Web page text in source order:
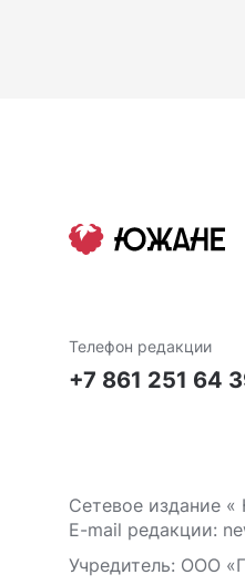
Телефон редакции
+7 861 251 64
Сетевое издание
E-mail редакции:
Учредитель: ООО